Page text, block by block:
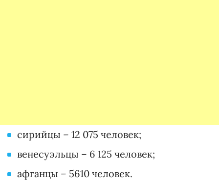
сирийцы – 12 075 человек;
венесуэльцы – 6 125 человек;
афганцы – 5610 человек.